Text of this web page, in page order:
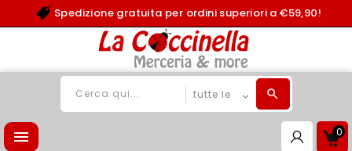
Spedizione gratuita per ordini superiori a €59,90!
 0